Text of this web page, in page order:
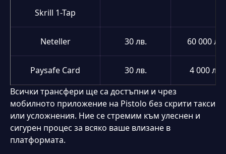
Skrill 1-Tap
Neteller 30 лв. 60 000 лв.
Paysafe Card 30 лв.
4 000 лв.
Всички трансфери ще са достъпни и чрез
мобилното приложение на Pistolo без скрити такси
или усложнения. Ние се стремим към улеснен и
сигурен процес за всяко ваше влизане в
платформата.